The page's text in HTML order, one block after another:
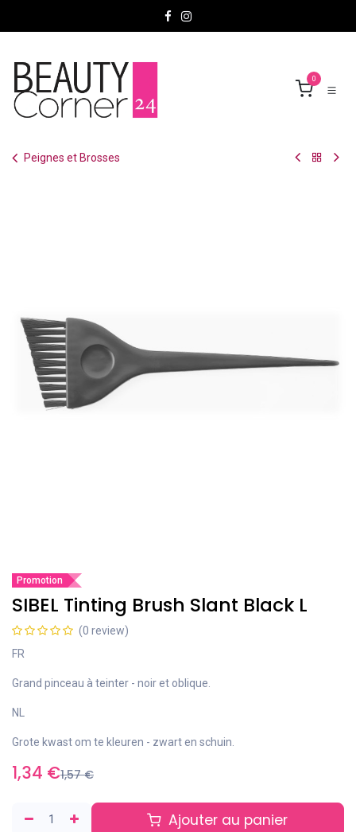
0
Peignes et Brosses
Promotion
SIBEL Tinting Brush Slant Black L
(0 review)
FR
Grand pinceau à teinter - noir et oblique.
NL
Grote kwast om te kleuren - zwart en schuin.
1,34 €1,57€
Ajouter au panier